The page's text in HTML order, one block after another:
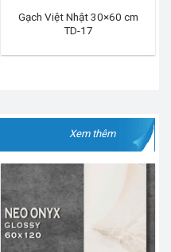
Gạch Việt Nhật 30×60 cm
TD-17
Xem thêm